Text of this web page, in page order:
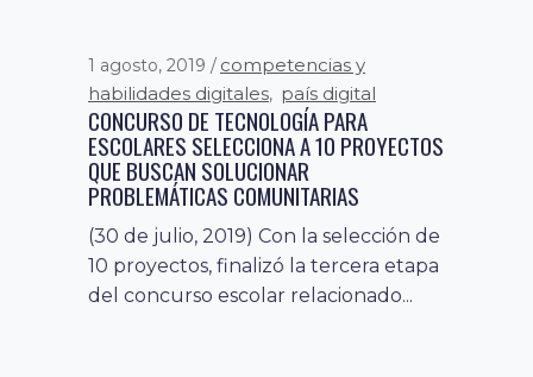
1 agosto, 2019
competencias y
habilidades digitales, país digital
CONCURSO DE TECNOLOGÍA PARA
ESCOLARES SELECCIONA A 10 PROYECTOS
QUE BUSCAN SOLUCIONAR
PROBLEMÁTICAS COMUNITARIAS
(30 de julio, 2019) Con la selección de
10 proyectos, finalizó la tercera etapa
del concurso escolar relacionado...